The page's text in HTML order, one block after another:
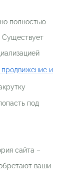
полностью
Существует
продвижение и
под
сайта –
ваши